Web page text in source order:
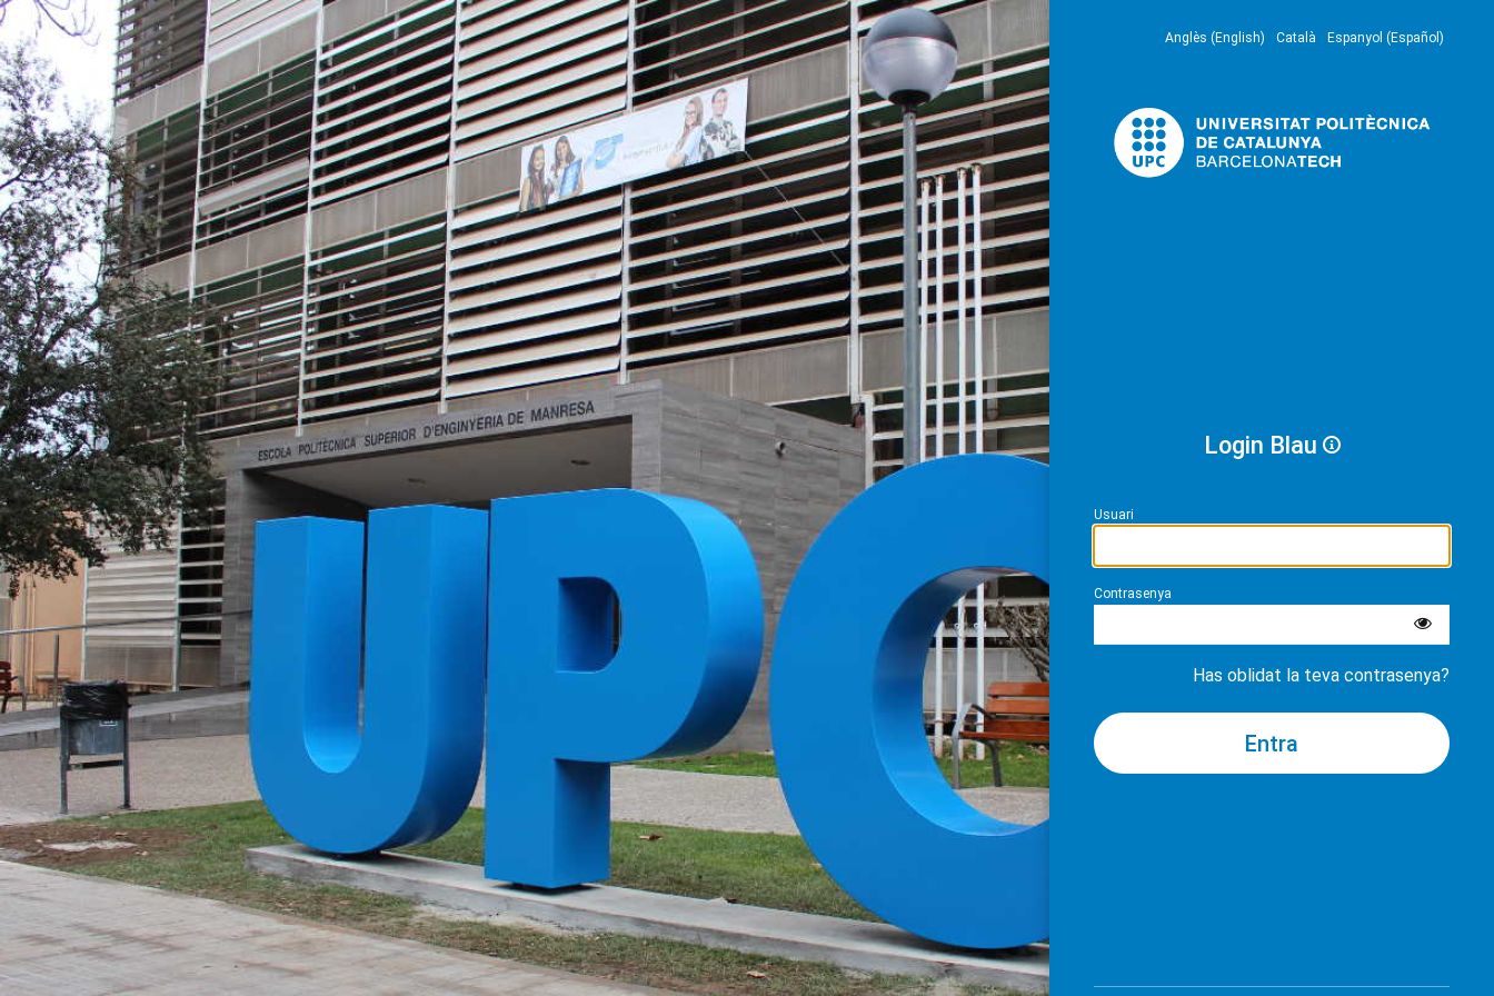
Anglès (English) Català Espanyol (Español)
Login Blau
Usuari
Contrasenya
Has oblidat la teva contrasenya?